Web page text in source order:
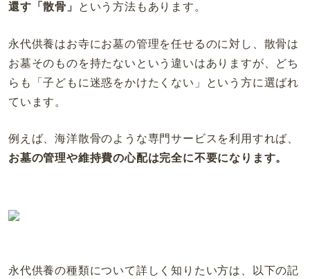
還す「散骨」
という方法もあります。
永代供養はお寺にお墓の管理を任せるのに対し、散骨は
お墓そのものを持たないという違いはありますが、どち
らも「子どもに迷惑をかけたくない」という方に選ばれ
ています。
例えば、海洋散骨のような専門サービスを利用すれば、
お墓の管理や維持費の心配は完全に不要になります。
永代供養の種類について詳しく知りたい方は、以下の記